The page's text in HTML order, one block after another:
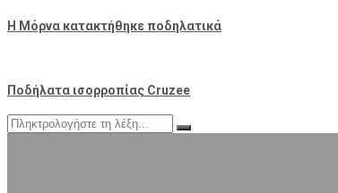
Η Μόρνα κατακτήθηκε ποδηλατικά
Ποδήλατα ισορροπίας Cruzee